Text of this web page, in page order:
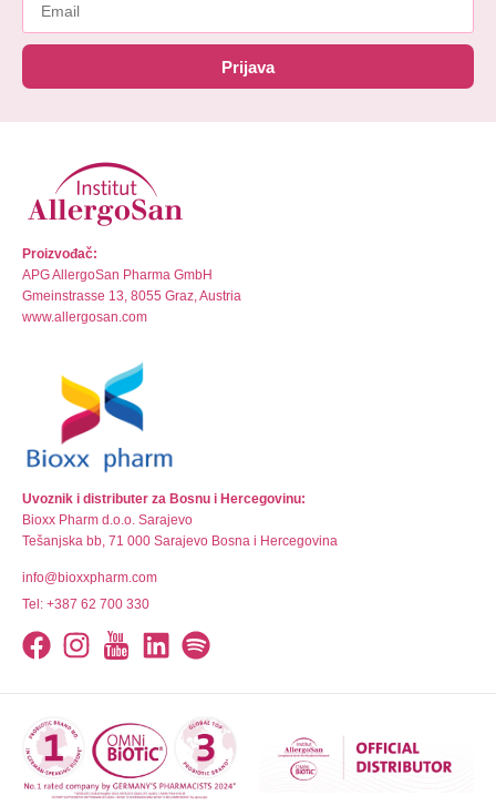
Prijava
Proizvođač:
APG AllergoSan Pharma GmbH
Gmeinstrasse 13, 8055 Graz, Austria
www.allergosan.com
Uvoznik i distributer za Bosnu i Hercegovinu:
Bioxx Pharm d.o.o. Sarajevo
Tešanjska bb, 71 000 Sarajevo Bosna i Hercegovina
info@bioxxpharm.com
Tel: +387 62 700 330